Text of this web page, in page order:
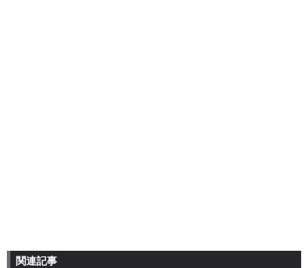
関連記事